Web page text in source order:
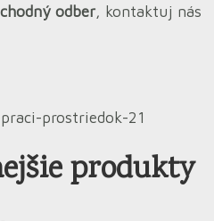
odber, kontaktuj nás
produkty